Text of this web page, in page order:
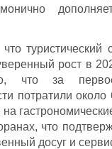
туристический
рост в
что за
потратили
что
досуг и